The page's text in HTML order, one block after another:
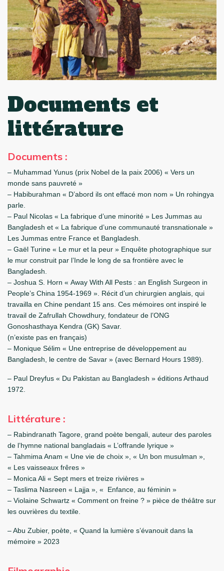
Documents et
littérature
Documents :
– Muhammad Yunus (prix Nobel de la paix 2006) « Vers un
monde sans pauvreté »
– Habiburahman « D’abord ils ont effacé mon nom » Un rohingya
parle.
– Paul Nicolas « La fabrique d’une minorité » Les Jummas au
Bangladesh et « La fabrique d’une communauté transnationale »
Les Jummas entre France et Bangladesh.
– Gaël Turine « Le mur et la peur » Enquête photographique sur
le mur construit par l’Inde le long de sa frontière avec le
Bangladesh.
– Joshua S. Horn « Away With All Pests : an English Surgeon in
People’s China 1954-1969 ». Récit d’un chirurgien anglais, qui
travailla en Chine pendant 15 ans. Ces mémoires ont inspiré le
travail de Zafrullah Chowdhury, fondateur de l’ONG
Gonoshasthaya Kendra (GK) Savar.
(n’existe pas en français)
– Monique Sélim « Une entreprise de développement au
Bangladesh, le centre de Savar » (avec Bernard Hours 1989).
– Paul Dreyfus « Du Pakistan au Bangladesh » éditions Arthaud
1972.
Littérature :
– Rabindranath Tagore, grand poète bengali, auteur des paroles
de l’hymne national bangladais « L’offrande lyrique »
– Tahmima Anam « Une vie de choix », « Un bon musulman »,
« Les vaisseaux frêres »
– Monica Ali « Sept mers et treize rivières »
– Taslima Nasreen « Lajja », « Enfance, au féminin »
– Violaine Schwartz « Comment on freine ? » pièce de théâtre sur
les ouvrières du textile.
– Abu Zubier, poète, « Quand la lumière s’évanouit dans la
mémoire » 2023